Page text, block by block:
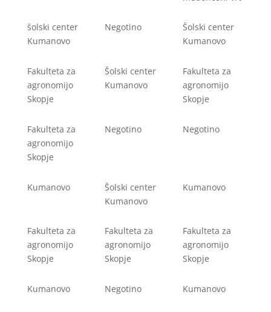
šolski center
Kumanovo
Negotino
Šolski center
Kumanovo
Fakulteta za
agronomijo
Skopje
Šolski center
Kumanovo
Fakulteta za
agronomijo
Skopje
Fakulteta za
agronomijo
Skopje
Negotino Negotino
Kumanovo
Šolski center
Kumanovo
Kumanovo
Fakulteta za
agronomijo
Skopje
Fakulteta za
agronomijo
Skopje
Fakulteta za
agronomijo
Skopje
Kumanovo Negotino Kumanovo